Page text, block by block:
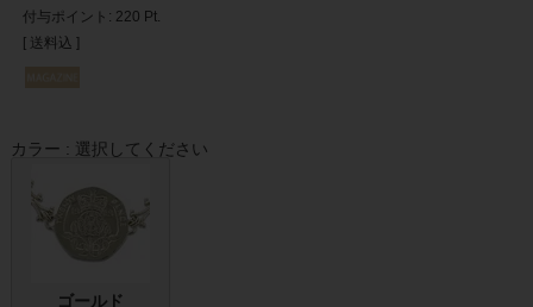
付与ポイント: 220 Pt.
送料込
カラー 選択してください
ゴールド